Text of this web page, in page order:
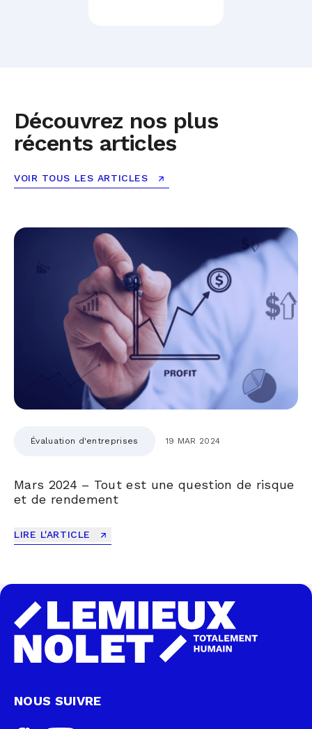
Découvrez nos plus
récents articles
VOIR TOUS LES ARTICLES
Évaluation d'entreprises 19 MAR 2024
Mars 2024 – Tout est une question de risque
et de rendement
LIRE L'ARTICLE
NOUS SUIVRE